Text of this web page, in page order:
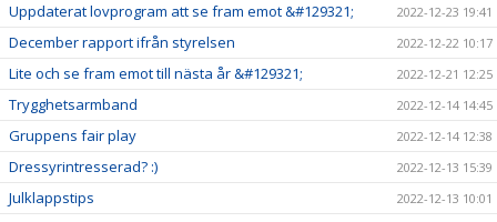
Uppdaterat lovprogram att se fram emot &#129321; 2022-12-23 19:41
December rapport ifrån styrelsen 2022-12-22 10:17
Lite och se fram emot till nästa år &#129321; 2022-12-21 12:25
Trygghetsarmband 2022-12-14 14:45
Gruppens fair play 2022-12-14 12:38
Dressyrintresserad? :) 2022-12-13 15:39
Julklappstips 2022-12-13 10:01